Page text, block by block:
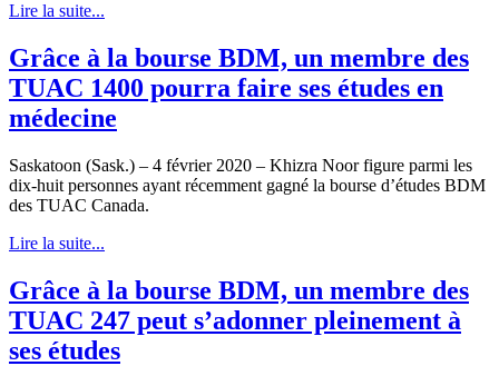
Lire la suite...
Grâce à la bourse BDM, un membre des
TUAC 1400 pourra faire ses études en
médecine
Saskatoon (Sask.) – 4 février 2020 – Khizra Noor figure parmi les
dix-huit personnes ayant récemment gagné la bourse d’études BDM
des TUAC Canada.
Lire la suite...
Grâce à la bourse BDM, un membre des
TUAC 247 peut s’adonner pleinement à
ses études